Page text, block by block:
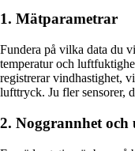
1. Mätparametrar
Fundera på vilka data du
temperatur och
registrerar vindhastighet,
lufttryck. Ju fler sensorer,
2. Noggrannhet och